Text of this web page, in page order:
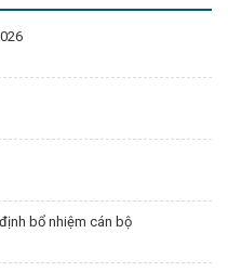
bổ nhiệm cán bộ